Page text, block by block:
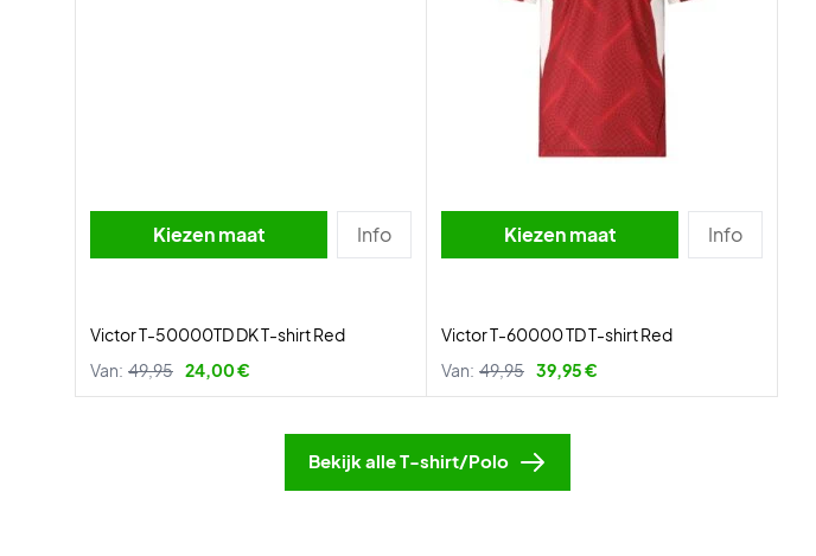
Kiezen maat Info
Victor T-50000TD DK T-shirt Red
Van: 49,95 24,00 €
Kiezen maat Info
Victor T-60000 TD T-shirt Red
Van: 49,95 39,95 €
Bekijk alle T-shirt/Polo